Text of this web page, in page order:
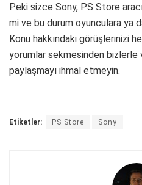
Peki sizce Sony, PS Store
mi ve bu durum oyunculara ya
Konu hakkındaki görüşlerinizi
yorumlar sekmesinden bizlerle
paylaşmayı ihmal etmeyin.
Etiketler: PS Store Sony